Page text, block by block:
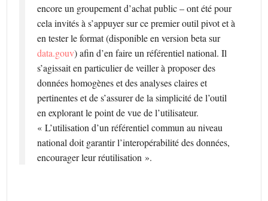
encore un groupement d’achat public – ont été pour
cela invités à s’appuyer sur ce premier outil pivot et à
en tester le format (disponible en version beta sur
data.gouv) afin d’en faire un référentiel national. Il
s’agissait en particulier de veiller à proposer des
données homogènes et des analyses claires et
pertinentes et de s’assurer de la simplicité de l’outil
en explorant le point de vue de l’utilisateur.
« L’utilisation d’un référentiel commun au niveau
national doit garantir l’interopérabilité des données,
encourager leur réutilisation ».